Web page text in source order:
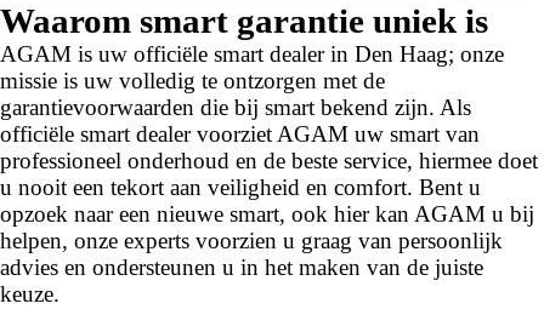
Waarom smart garantie uniek is
AGAM is uw officiële smart dealer in Den Haag; onze
missie is uw volledig te ontzorgen met de
garantievoorwaarden die bij smart bekend zijn. Als
officiële smart dealer voorziet AGAM uw smart van
professioneel onderhoud en de beste service, hiermee doet
u nooit een tekort aan veiligheid en comfort. Bent u
opzoek naar een nieuwe smart, ook hier kan AGAM u bij
helpen, onze experts voorzien u graag van persoonlijk
advies en ondersteunen u in het maken van de juiste
keuze.